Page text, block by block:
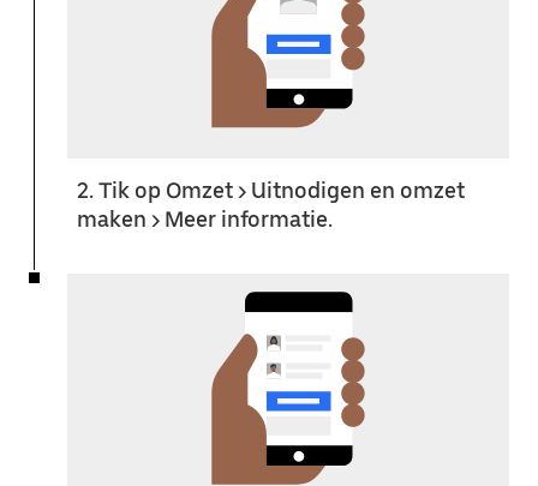
2. Tik op Omzet > Uitnodigen en omzet
maken > Meer informatie.